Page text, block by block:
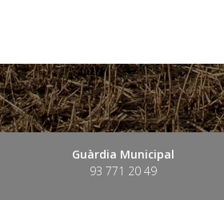
Guàrdia Municipal
93 771 20 49